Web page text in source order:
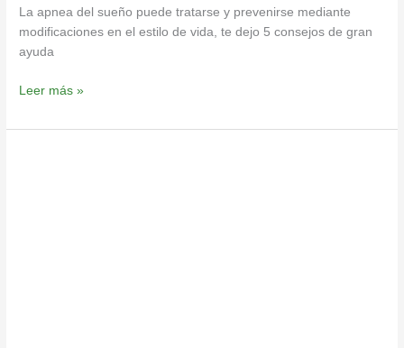
La apnea del sueño puede tratarse y prevenirse mediante
modificaciones en el estilo de vida, te dejo 5 consejos de gran
ayuda
Leer más »